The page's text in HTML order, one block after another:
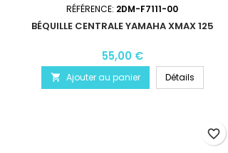
RÉFÉRENCE: 2DM-F7111-00
BÉQUILLE CENTRALE YAMAHA XMAX 125
55,00 €
 Ajouter au panier Détails
favorite_border